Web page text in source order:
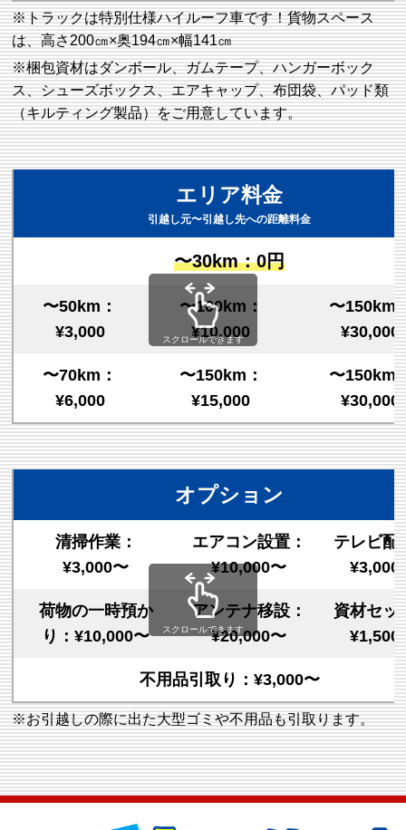
※トラックは特別仕様ハイルーフ車です！貨物スペース
は、高さ200㎝×奥194㎝×幅141㎝
※梱包資材はダンボール、ガムテープ、ハンガーボック
ス、シューズボックス、エアキャップ、布団袋、パッド類
（キルティング製品）をご用意しています。
エリア料金
引越し元〜引越し先への距離料金
〜30km：0円
〜50km：
¥3,000
〜100km：
¥10,000
〜150km
¥30,000
〜70km：
¥6,000
〜150km：
¥15,000
〜150km
¥30,000
スクロールできます
オプション
清掃作業：
¥3,000〜
エアコン設置：
¥10,000〜
テレビ配
¥3,000
荷物の一時預か
り：¥10,000〜
アンテナ移設：
¥20,000〜
資材セッ
¥1,500
不用品引取り：¥3,000〜
スクロールできます
※お引越しの際に出た大型ゴミや不用品も引取ります。